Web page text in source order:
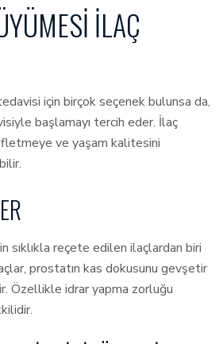
İLAÇ
için birçok seçenek bulunsa da,
başlamayı tercih eder. İlaç
ve yaşam kalitesini
sıklıkla reçete edilen ilaçlardan biri
prostatın kas dokusunu gevşetir
Özellikle idrar yapma zorluğu